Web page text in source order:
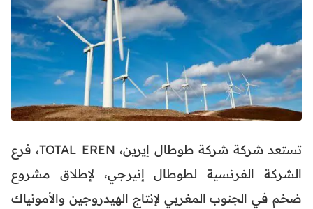
تستعد شركة شركة طوطال إيرين، TOTAL EREN، فرع
الشركة الفرنسية لطوطال إنيرجي، لإطلاق مشروع
ضخم في الجنوب المغربي لإنتاج الهيدروجين والأمونياك